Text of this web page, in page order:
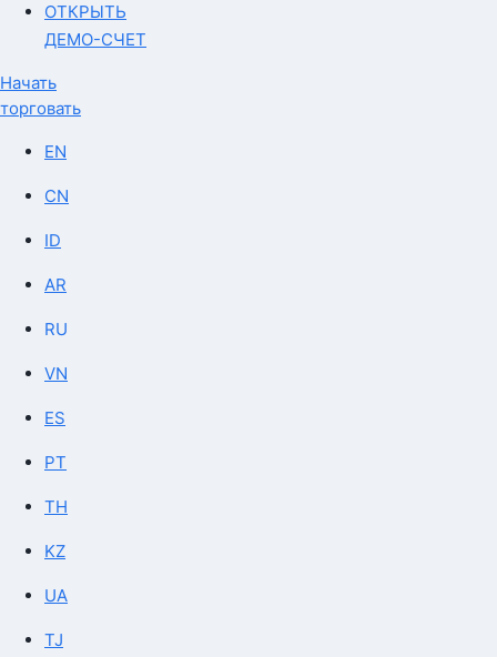
ОТКРЫТЬ
ДЕМО-СЧЕТ
Начать
торговать
EN
CN
ID
AR
RU
VN
ES
PT
TH
KZ
UA
TJ